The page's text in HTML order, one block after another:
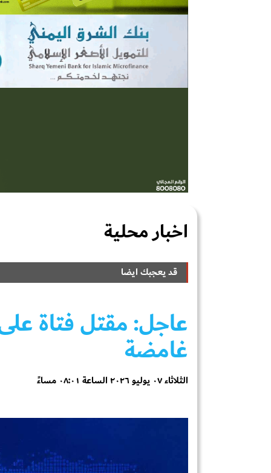
اخبار محلية
قد يعجبك ايضا
عاجل: مقتل فتاة
غامضة
الثلاثاء ٠٧ يوليو ٢٠٢٦ الساعة ٠٨:٠١ مساءً